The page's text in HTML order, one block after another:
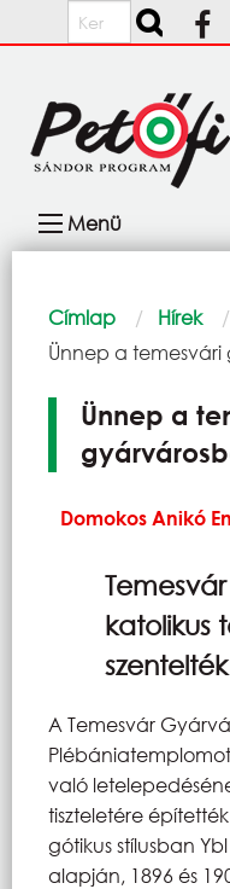
Ugrás a tartalomra
Keresés
navigáció
Menü
Morzsa
Címlap
Hírek
Current:
Ünnep a
Ünnep a
Domokos Anikó
katolikus
A Temesvár
való
tiszteletére
gótikus stílusban
alapján, 1896 és